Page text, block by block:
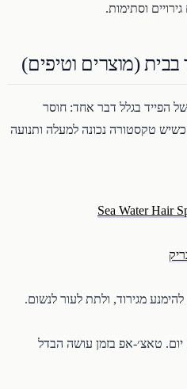
וסתימות.
(מוצרים וטיפים)
הפייד בגלל דבר אחד: חוסר
טקסטורה נכונה למעלה ותנועה
Sea Water Hair
מגירוד, ולתת לעור לנשום.
Skin Fade נשמר חד בערך 10–14 יום. טאצ׳-אפ בזמן עושה הבדל